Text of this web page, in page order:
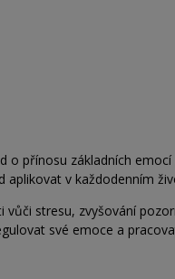
o přínosu základních emocí
aplikovat v každodenním
stresu, zvyšování
své emoce a